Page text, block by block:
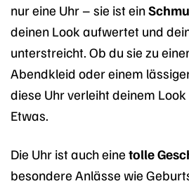
nur eine Uhr – sie ist ein
deinen Look aufwertet und
unterstreicht. Ob du sie zu
Abendkleid oder einem
diese Uhr verleiht deinem
Etwas.
Die Uhr ist auch eine tolle
besondere Anlässe wie